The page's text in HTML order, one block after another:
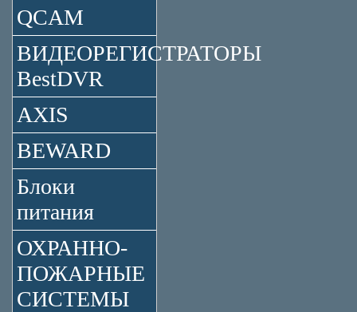
QCAM
ВИДЕОРЕГИСТРАТОРЫ
BestDVR
AXIS
BEWARD
Блоки
питания
ОХРАННО-
ПОЖАРНЫЕ
СИСТЕМЫ